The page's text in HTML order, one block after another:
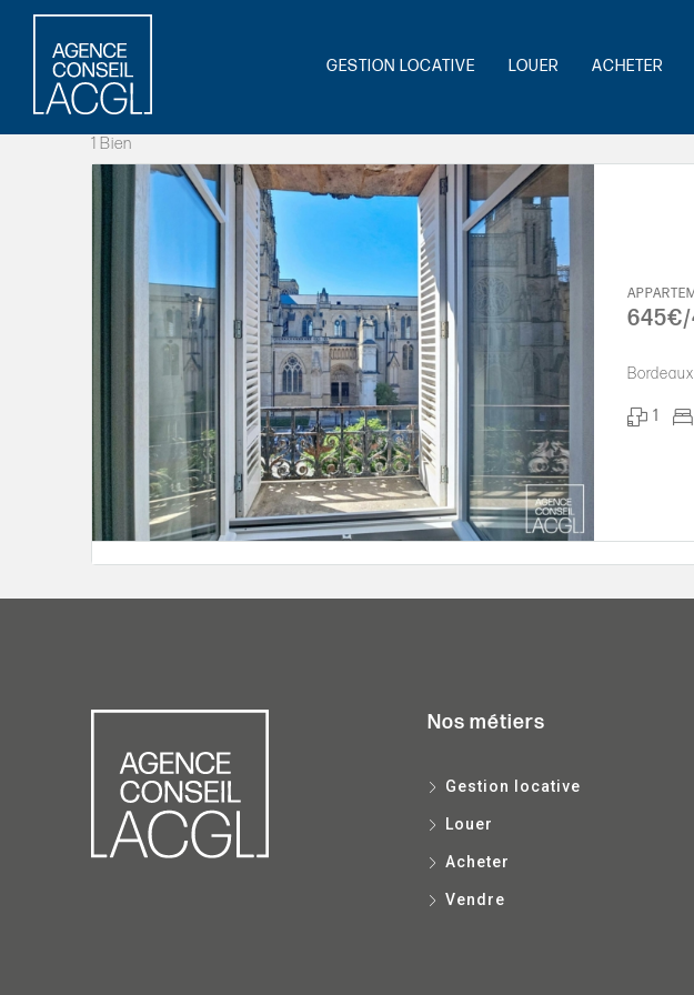
GESTION LOCATIVE LOUER ACHETER
1 Bien
645€/
Bordeaux
1
Nos métiers
Gestion locative
Louer
Acheter
Vendre